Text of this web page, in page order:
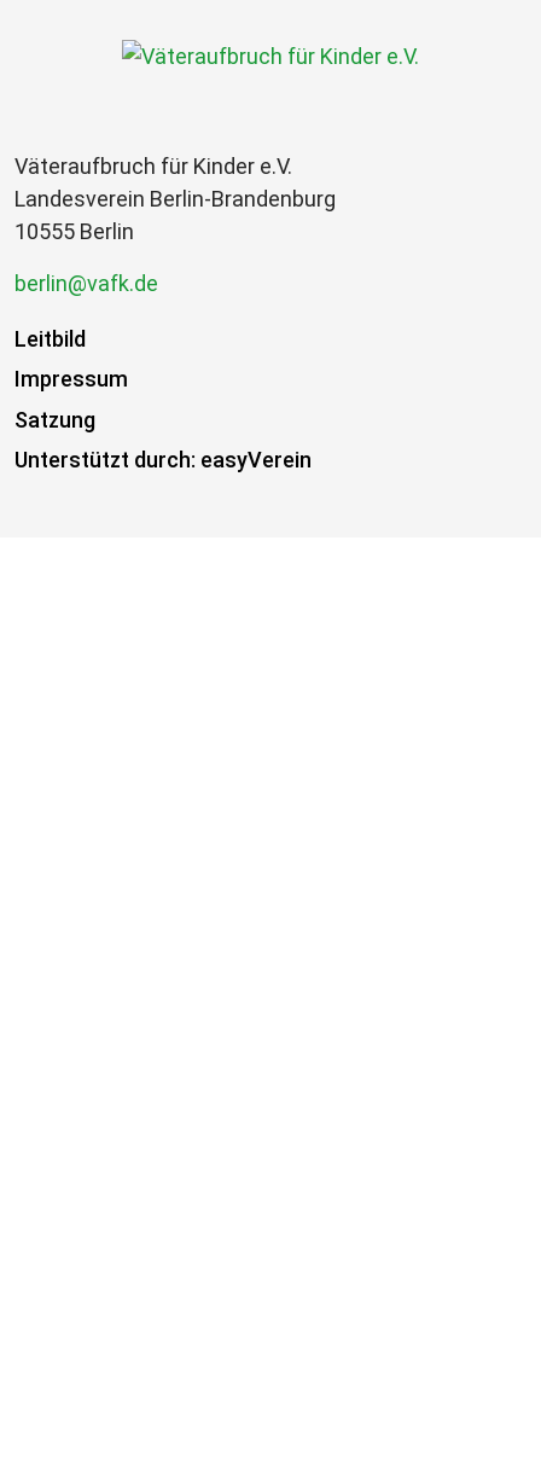
Väteraufbruch für Kinder e.V.
Landesverein Berlin-Brandenburg
10555 Berlin
berlin@vafk.de
Leitbild
Impressum
Satzung
Unterstützt durch: easyVerein